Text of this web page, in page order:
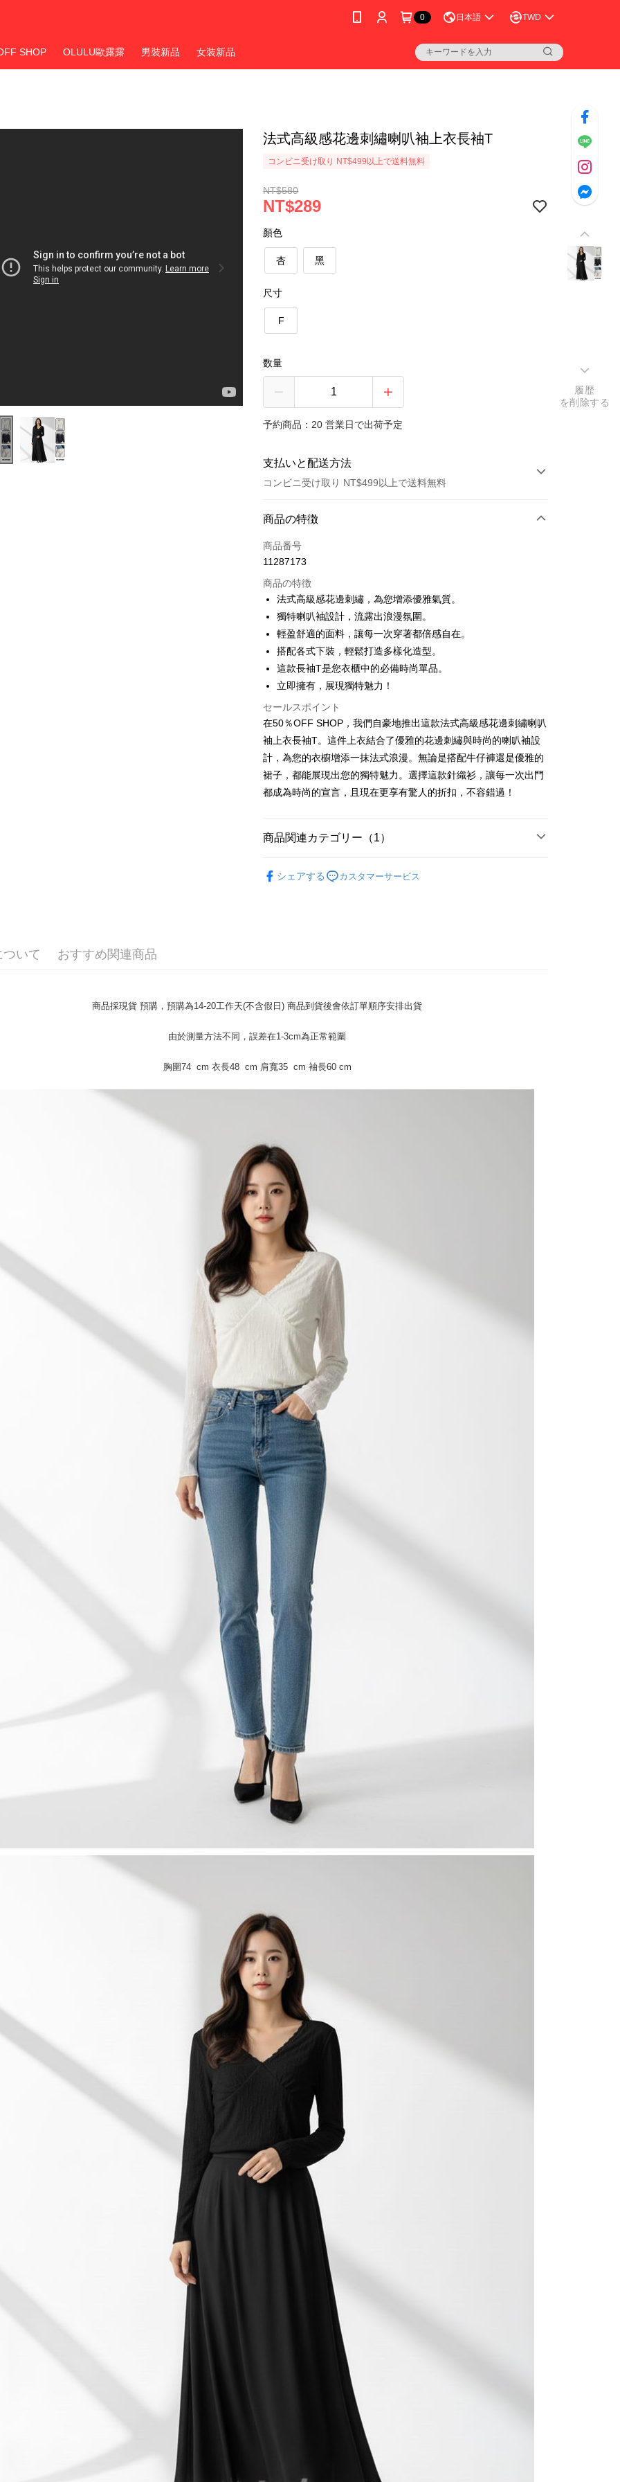
0 日本語 TWD
SHOP OLULU歐露露 男裝新品 女裝新品
法式高級感花邊刺繡喇叭袖上衣長袖T
コンビニ受け取り NT$499以上で送料無料
NT$580
NT$289
顏色
杏 黑
尺寸
F
数量
予約商品：20 営業日で出荷予定
支払いと配送方法
コンビニ受け取り NT$499以上で送料無料
お支払い方法
クレジットカード1回払い
コンビニ店頭代金引換
LINE Pay
Apple Pay
JKOPAY
Easy Wallet
Plus Pay
AFTEE代金後払い
説明
一、 AFTEE代金後払いについて
1.お支払い方法でAFTEE代金後払いを選択すると、携帯電話認証ウィン
す。
5.商品受け取り時のお支払いは不要です。商品を確かめてから、SMSま
期限を延長できますが、商品を期限内に受け取れない場合があります
（例：予約商品や商品到着日が比較的遅い商品）。そのため、商品到着
1.初回 AFTEEを ご利用の際に、認証結果及び当社の審査の結果に基づ
2.決済金額は最低NT$20です。
します。当サービスご利用の際に提供しなければならない個人情報（注
文者の氏名、電話番号、受取人の氏名、電話番号、受取人住所を含むが
これに限らない）は、AFTEEに渡され当サービスで必要な範囲内で利用
されます。AFTEEの個人情報の収集、処理、利用について、詳細は
AFTEE公式ホームページの『個人情報の収集、処理及び利用に関する声
明』をご参照ください（
AFTEEの初回ご利用の際に、審査を通過すれば、最高額がNT$10,000に
なります。支払い期限を過ぎた場合、その金額に基づいて年利20%の遅
延滞納金が加算されます。未成年の利用者は、事前に法定代理人または
後見人の同意を得ればAFTEEをご利用いただけます。
個人情報の処理、利用について疑問がある、または関連する法律の権利
を行使したい場合は、ネットプロテクションズ
cs_tw@netprotections.co.jp
を、必要な購入注文書とあわせてAFTEEにご提供いただく、または
AFTEEにあなたの個人情報の収集、処理、利用を許可することににご同
意いただけない場合は、当サービスを選択しないでください。
ATM払い
配送方法
配送毎にNT$45
配送毎にNT$45、NT$499以上で送料無料
宅配
商品の特徴
商品番号
11287173
商品の特徴
法式高級感花邊刺繡，為您增添優雅氣質。
獨特喇叭袖設計，流露出浪漫氛圍。
輕盈舒適的面料，讓每一次穿著都倍感自在。
搭配各式下裝，輕鬆打造多樣化造型。
這款長袖T是您衣櫃中的必備時尚單品。
立即擁有，展現獨特魅力！
セールスポイント
在50％OFF SHOP，我們自豪地推出這款法式高級感花邊刺繡喇叭
袖上衣長袖T。這件上衣結合了優雅的花邊刺繡與時尚的喇叭袖設
計，為您的衣櫥增添一抹法式浪漫。無論是搭配牛仔褲還是優雅的
裙子，都能展現出您的獨特魅力。選擇這款針織衫，讓每一次出門
都成為時尚的宣言，且現在更享有驚人的折扣，不容錯過！
商品関連カテゴリー（1）
シェアする
カスタマーサービス
いて おすすめ関連商品
商品採現貨 預購，預購為14-20工作天(不含假日) 商品到貨後會依訂單順序安排出貨
由於測量方法不同，誤差在1-3cm為正常範圍
胸圍74 cm 衣長48 cm 肩寬35 cm 袖長60 cm
履歴
を削除する